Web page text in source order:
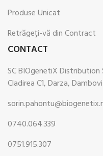
Produse Unicat
Retrăgeți-vă din Contract
CONTACT
SC BIOgenetiX Distribution
Cladirea C1, Darza,
0740.064.339
0751.915.307